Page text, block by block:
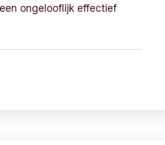
ongelooflijk effectief